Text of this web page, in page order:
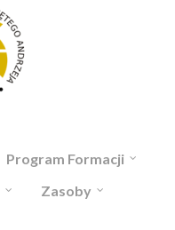
Program Formacji
Zasoby